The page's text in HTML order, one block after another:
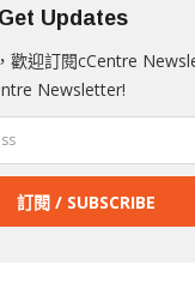
Updates
歡迎訂閱cCentre
Newsletter!